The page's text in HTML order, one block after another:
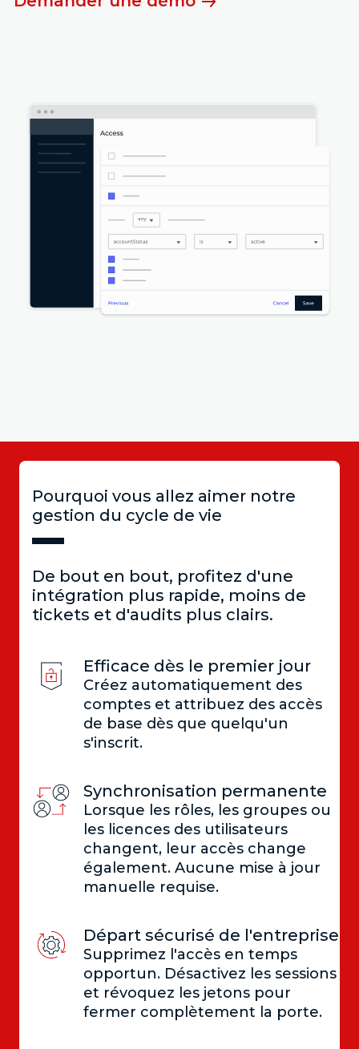
Pourquoi vous allez aimer notre
gestion du cycle de vie
De bout en bout, profitez d'une
intégration plus rapide, moins de
tickets et d'audits plus clairs.
Efficace dès le premier jour
Créez automatiquement des
comptes et attribuez des accès
de base dès que quelqu'un
s'inscrit.
Synchronisation permanente
Lorsque les rôles, les groupes ou
les licences des utilisateurs
changent, leur accès change
également. Aucune mise à jour
manuelle requise.
Départ sécurisé de l'entreprise
Supprimez l'accès en temps
opportun. Désactivez les sessions
et révoquez les jetons pour
fermer complètement la porte.